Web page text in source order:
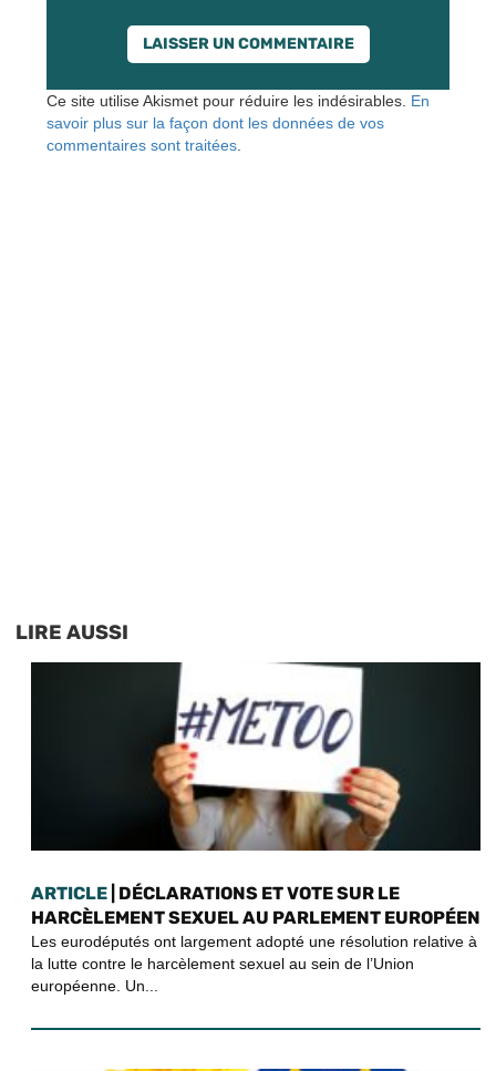
Ce site utilise Akismet pour réduire les indésirables. En
savoir plus sur la façon dont les données de vos
commentaires sont traitées
LIRE AUSSI
ARTICLE | DÉCLARATIONS ET VOTE SUR LE
HARCÈLEMENT SEXUEL AU PARLEMENT EUROPÉEN
Les eurodéputés ont largement adopté une résolution relative à
la lutte contre le harcèlement sexuel au sein de l’Union
européenne. Un...